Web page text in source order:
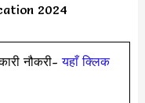
2024
नौकरी-यहाँ क्लिक